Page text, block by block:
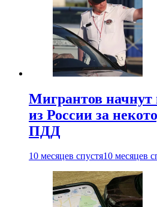
Мигрантов начнут
из России за
ПДД
10 месяцев спустя10 месяцев